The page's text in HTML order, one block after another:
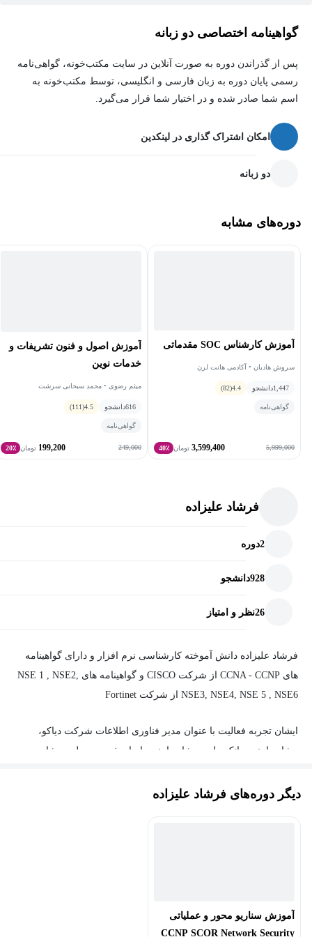
گواهینامه اختصاصی دو زبانه
پس از گذراندن دوره به صورت آنلاین در سایت مکتب‌خونه، گواهی‌نامه
رسمی پایان دوره به زبان فارسی و انگلیسی، توسط مکتب‌خونه به
اسم شما صادر شده و در اختیار شما قرار می‌گیرد.
امکان اشتراک گذاری در لینکدین
دو زبانه
دوره‌های مشابه
آموزش کارشناس SOC مقدماتی
سروش هادیان • آکادمی هانت لرن
1,447دانشجو 4.4
(82)
گواهی‌نامه
5,999,000
3,599,400 تومان 40٪
آموزش اصول و فنون تشریفات و
خدمات نوین
میثم رضوی • محمد سبحانی سرشت
616دانشجو 4.5
(111)
گواهی‌نامه
249,000
199,200 تومان 20٪
فرشاد علیزاده
2دوره
928دانشجو
26نظر و امتیاز
فرشاد علیزاده دانش آموخته کارشناسی نرم افزار و دارای گواهینامه
های CCNA - CCNP از شرکت CISCO و گواهینامه های NSE 1 , NSE2,
NSE3, NSE4, NSE 5 , NSE6 از شرکت Fortinet
ایشان تجربه فعالیت با عنوان مدیر فناوری اطلاعات شرکت دیاکو،
مشاور امنیت بانک ملی، مشاور امنیت ایران خودرو دیزل ، مشاور
عنوان مدیر فناوری اطلاعات شرکت تکتاکام ، مشاور و مدرس در حوزه
دیگر دوره‌های فرشاد علیزاده
آموزش سناریو محور و عملیاتی
CCNP SCOR Network Security